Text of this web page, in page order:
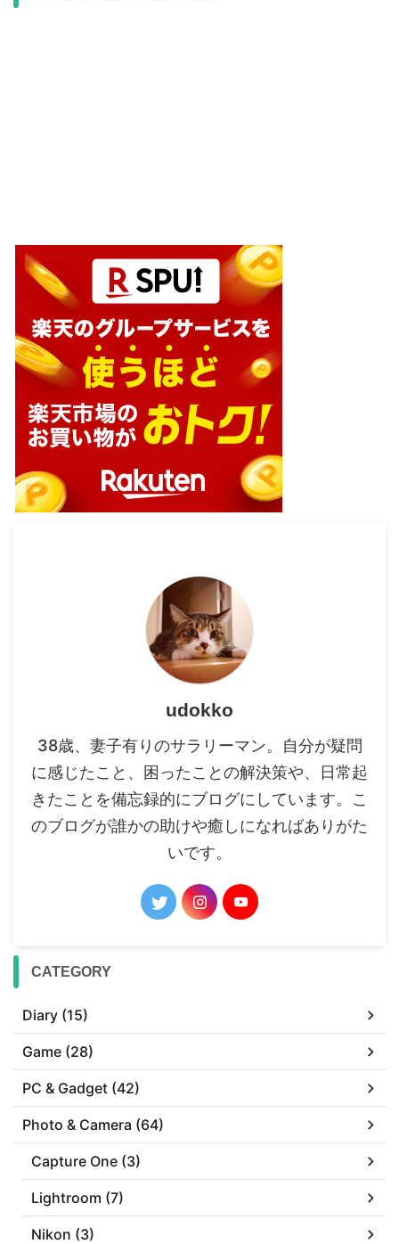
udokko
38歳、妻子有りのサラリーマン。自分が疑問
に感じたこと、困ったことの解決策や、日常起
きたことを備忘録的にブログにしています。こ
のブログが誰かの助けや癒しになればありがた
いです。
CATEGORY
Diary (15)
Game (28)
PC & Gadget (42)
Photo & Camera (64)
Capture One (3)
Lightroom (7)
Nikon (3)